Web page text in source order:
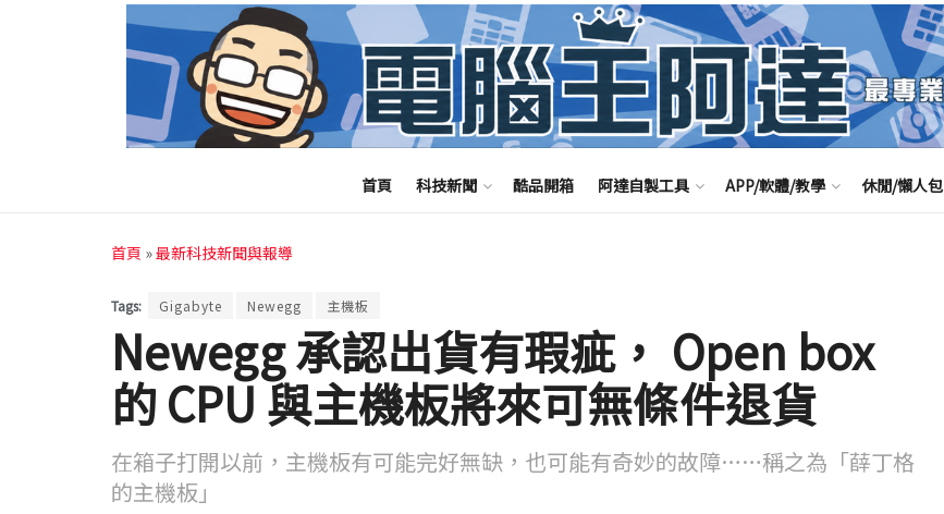
首頁 科技新聞 酷品開箱 阿達自製工具 APP/軟體/教學 休閒/懶人包
首頁 »最新科技新聞與報導
Tags: Gigabyte Newegg 主機板
Newegg 承認出貨有瑕疵， Open box
的 CPU 與主機板將來可無條件退貨
在箱子打開以前，主機板有可能完好無缺，也可能有奇妙的故障……稱之為「薛丁格
的主機板」